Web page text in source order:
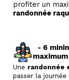
profiter un
randonnée
- 6
maximum
Une randonnée
passer la